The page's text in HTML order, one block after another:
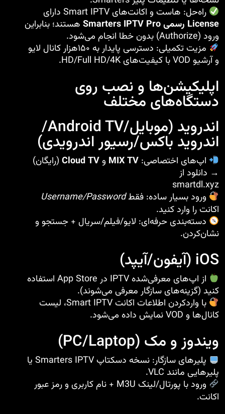
راه‌حل: هاست و اکانت‌های Smart IPTV دارای
License رسمی Smarters IPTV Pro
هستند؛ بنابراین
ورود (Authorize) بدون خطا انجام می‌شود.
مزیت تکمیلی: دسترسی پایدار به ۱۵۰هزار کانال لایو
و آرشیو VOD با کیفیت‌های HD/Full HD/4K.
اپلیکیشن‌ها و نصب روی
دستگاه‌های مختلف
اندروید (موبایل/Android TV/
اندروید باکس/رسیور اندرویدی)
اپ‌های اختصاصی:MIX TV وCloud TV (رایگان)
→ دانلود از
smartdl.xyz
ورود بسیار ساده: فقطUsername/Password
اکانت را وارد کنید.
دسته‌بندی حرفه‌ای: لایو/فیلم/سریال + جستجو و
نشان‌کردن.
iOS (آیفون/آیپد)
از اپ‌های معرفی‌شده IPTV در App Store استفاده
کنید (گزینه‌های سازگار معرفی می‌شوند).
با واردکردن اطلاعات اکانت Smart IPTV، لیست
کانال‌ها و VOD نمایش داده می‌شود.
ویندوز و مک (PC/Laptop)
پلیرهای سازگار: نسخه دسکتاپ Smarters IPTV یا
پلیرهایی مانند VLC.
ورود با پورتال/لینک M3U + نام کاربری و رمز عبور
اکانت.